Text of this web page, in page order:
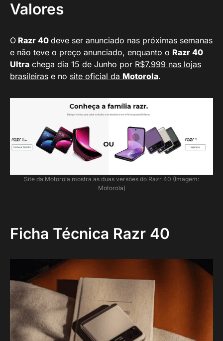
Valores
O Razr 40 deve ser anunciado nas próximas semanas
e não teve o preço anunciado, enquanto o Razr 40
Ultra chega dia 15 de Junho por R$7.999 nas lojas
brasileiras e no site oficial da Motorola.
Site da Motorola mostra as duas versões do Razr 40 (Imagem:
Motorola)
Ficha Técnica Razr 40